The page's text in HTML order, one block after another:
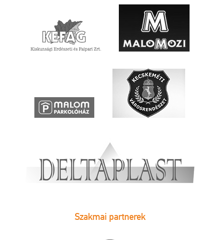
Szakmai partnerek